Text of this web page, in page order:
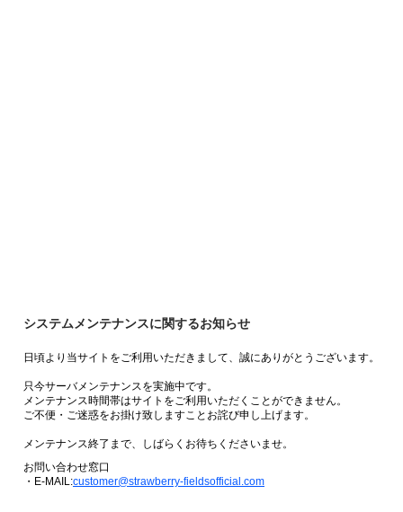
システムメンテナンスに関するお知らせ
日頃より当サイトをご利用いただきまして、誠にありがとうございます。
只今サーバメンテナンスを実施中です。
メンテナンス時間帯はサイトをご利用いただくことができません。
ご不便・ご迷惑をお掛け致しますことお詫び申し上げます。
メンテナンス終了まで、しばらくお待ちくださいませ。
お問い合わせ窓口
・E-MAIL:customer@strawberry-fieldsofficial.com